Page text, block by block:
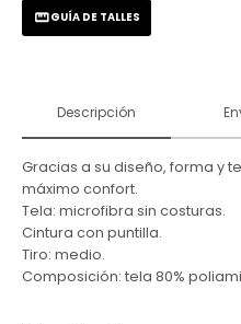
GUÍA DE TALLES
Descripción
Gracias a su diseño, forma y
máximo confort.
Tela: microfibra sin costuras.
Cintura con puntilla.
Tiro: medio.
Composición: tela 80%